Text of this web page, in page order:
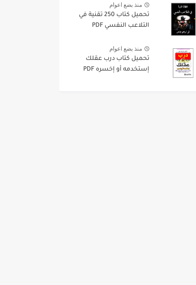
منذ بضع اعوام
تحميل كتاب 250 تقنية في
التلاعب النفسي PDF
منذ بضع اعوام
تحميل كتاب درب عقلك
إستخدمه أو إخسره PDF